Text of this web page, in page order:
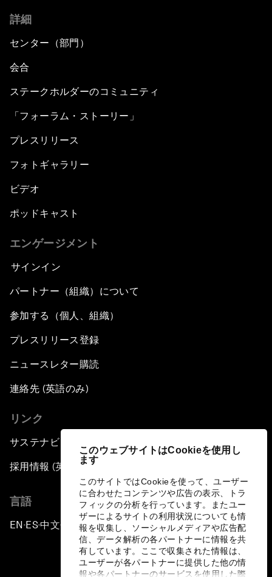
このウェブサイトはCookieを使用し
ます
このサイトではCookieを使って、ユーザー
に合わせたコンテンツや広告の表示、トラ
フィックの分析を行っています。またユー
ザーによるサイトの利用状況についても情
報を収集し、ソーシャルメディアや広告配
信、データ解析の各パートナーに情報を共
有しています。ここで収集された情報は、
ユーザーが各パートナーに提供した他の情
報や各パートナーのサービスを使用した際
詳細
センター（部門）
会合
ステークホルダーのコミュニティ
「フォーラム・ストーリー」
プレスリリース
フォトギャラリー
ビデオ
ポッドキャスト
エンゲージメント
サインイン
パートナー（組織）について
参加する（個人、組織）
プレスリリース登録
ニュースレター購読
連絡先 (英語のみ)
リンク
サステナビリティへの取り組み
採用情報 (英語のみ)
言語
EN ▪ES▪中文▪ 日本語